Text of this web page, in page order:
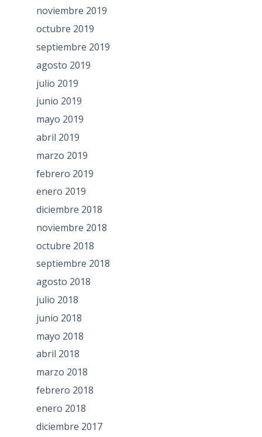
noviembre 2019
octubre 2019
septiembre 2019
agosto 2019
julio 2019
junio 2019
mayo 2019
abril 2019
marzo 2019
febrero 2019
enero 2019
diciembre 2018
noviembre 2018
octubre 2018
septiembre 2018
agosto 2018
julio 2018
junio 2018
mayo 2018
abril 2018
marzo 2018
febrero 2018
enero 2018
diciembre 2017